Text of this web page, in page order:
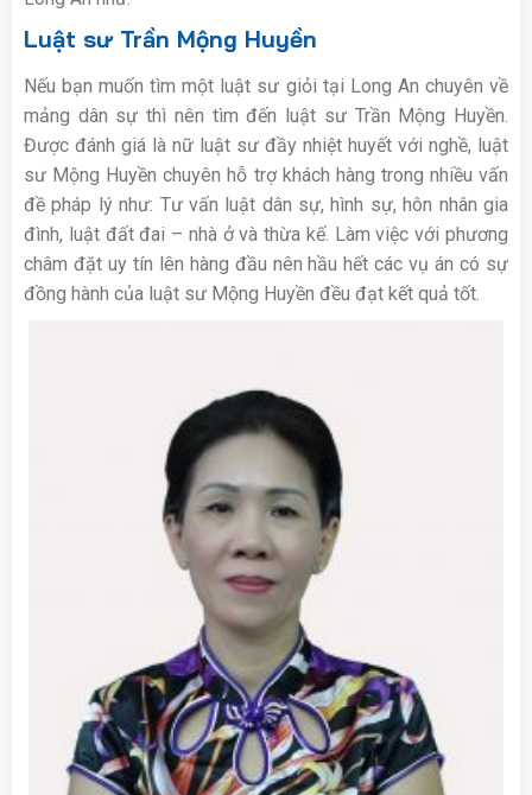
Luật sư Trần Mộng Huyền
Nếu bạn muốn tìm một luật sư giỏi tại Long An chuyên về
mảng dân sự thì nên tìm đến luật sư Trần Mộng Huyền.
Được đánh giá là nữ luật sư đầy nhiệt huyết với nghề, luật
sư Mộng Huyền chuyên hỗ trợ khách hàng trong nhiều vấn
đề pháp lý như: Tư vấn luật dân sự, hình sự, hôn nhân gia
đình, luật đất đai – nhà ở và thừa kế. Làm việc với phương
châm đặt uy tín lên hàng đầu nên hầu hết các vụ án có sự
đồng hành của luật sư Mộng Huyền đều đạt kết quả tốt.